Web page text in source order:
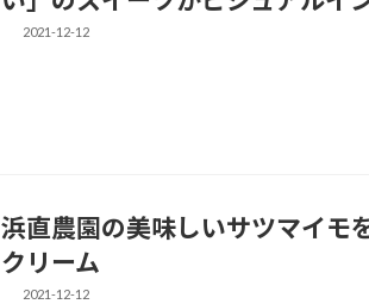
2021-12-12
浜直農園の美味しいサツマイモ
クリーム
2021-12-12